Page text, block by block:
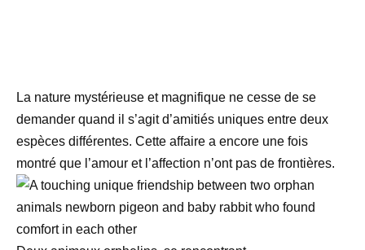
La nature mystérieuse et magnifique ne cesse de se
demander quand il s’agit d’amitiés uniques entre deux
espèces différentes. Cette affaire a encore une fois
montré que l’amour et l’affection n’ont pas de frontières.